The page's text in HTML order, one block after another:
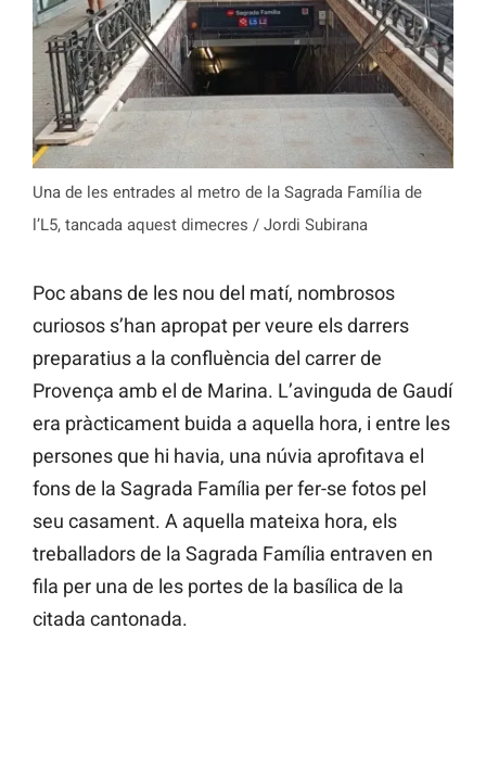
Una de les entrades al metro de la Sagrada Família de
l’L5, tancada aquest dimecres / Jordi Subirana
Poc abans de les nou del matí, nombrosos
curiosos s’han apropat per veure els darrers
preparatius a la confluència del carrer de
Provença amb el de Marina. L’avinguda de Gaudí
era pràcticament buida a aquella hora, i entre les
persones que hi havia, una núvia aprofitava el
fons de la Sagrada Família per fer-se fotos pel
seu casament. A aquella mateixa hora, els
treballadors de la Sagrada Família entraven en
fila per una de les portes de la basílica de la
citada cantonada.